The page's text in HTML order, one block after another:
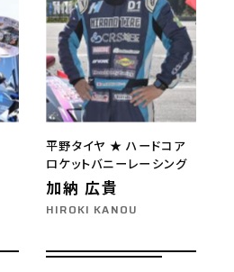
平野タイヤ ★ ハードコア
ロケットバニーレーシング
加納 広貴
HIROKI KANOU